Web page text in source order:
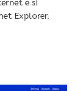
e si
Explorer.